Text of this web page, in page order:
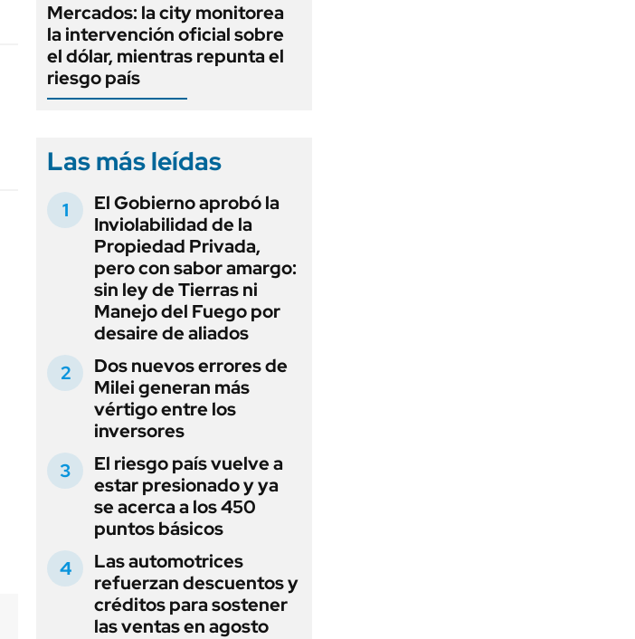
Mercados: la city monitorea
la intervención oficial sobre
el dólar, mientras repunta el
riesgo país
Las más leídas
El Gobierno aprobó la
Inviolabilidad de la
Propiedad Privada,
pero con sabor amargo:
sin ley de Tierras ni
Manejo del Fuego por
desaire de aliados
Dos nuevos errores de
Milei generan más
vértigo entre los
inversores
El riesgo país vuelve a
estar presionado y ya
se acerca a los 450
puntos básicos
Las automotrices
refuerzan descuentos y
créditos para sostener
las ventas en agosto